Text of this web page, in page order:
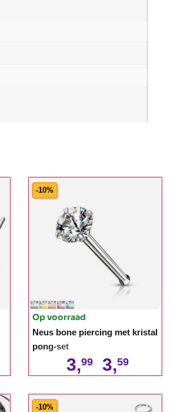
-10%
Op voorraad
Neus bone piercing met kristal
pong-set
3,99 3,59
-10%